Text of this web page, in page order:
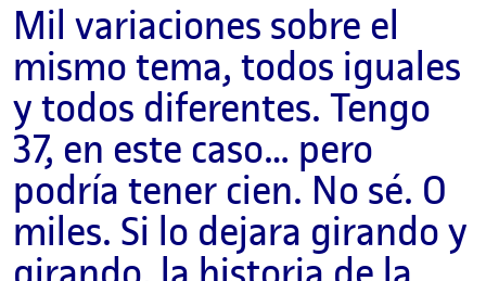
Mil variaciones sobre el
mismo tema, todos iguales
y todos diferentes. Tengo
37, en este caso… pero
podría tener cien. No sé. O
miles. Si lo dejara girando y